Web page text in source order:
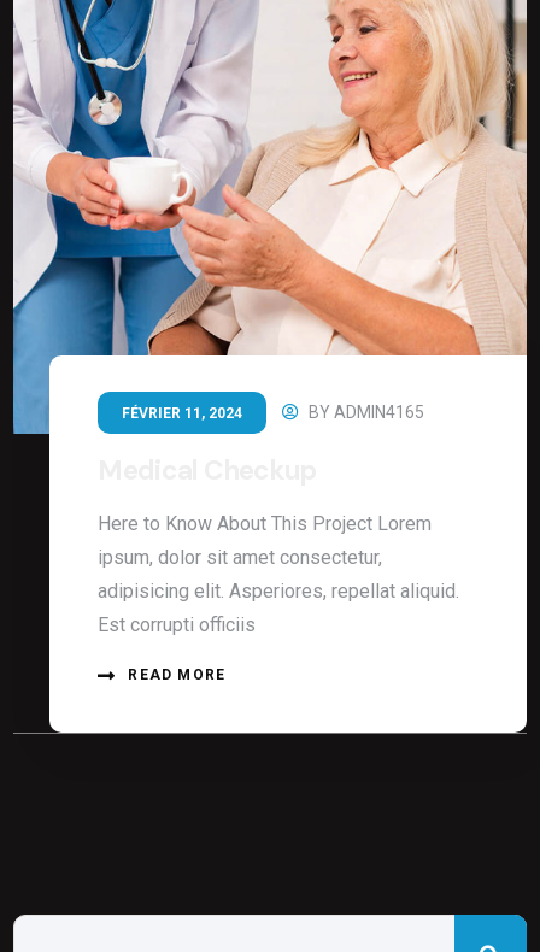
FÉVRIER 11, 2024 BYADMIN4165
Here to Know About This Project Lorem
ipsum, dolor sit amet consectetur,
adipisicing elit. Asperiores, repellat aliquid.
Est corrupti officiis
READ MORE